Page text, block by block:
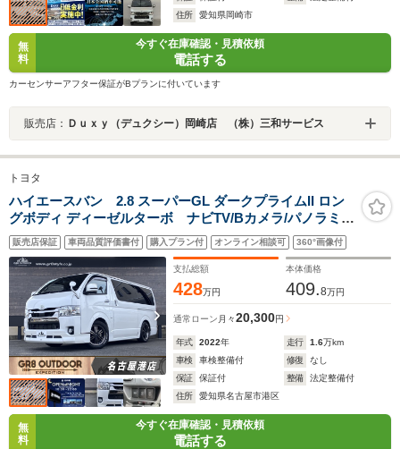
住所
愛知県岡崎市
無
料
今すぐ在庫確認・見積依頼
電話する
カーセンサーアフター保証がBプランに付いています
販売店： Ｄｕｘｙ（デュクシー）岡崎店 （株）三和サービス
トヨタ
ハイエースバン 2.8 スーパーGL ダークプライムII ロン
グボディ ディーゼルターボ ナビTV/Bカメラ/パノラミッ
クビューM/デジタルインナーM/モデリスタフルエアロ/ロ
ーダウン/17inアルミ/ウインカードアミラー/パワースライ
ドドア/大型センターコンソール/ベッドキット
販売店保証 車両品質評価書付 購入プラン付 オンライン相談可 360°画像付
支払総額
428万円
本体価格
409.8万円
通常ローン 月々20,300円
年式 2022年 走行 1.6万km
車検
車検整備付 修復
なし
保証
保証付 整備
法定整備付
住所
愛知県名古屋市港区
無
料
今すぐ在庫確認・見積依頼
電話する